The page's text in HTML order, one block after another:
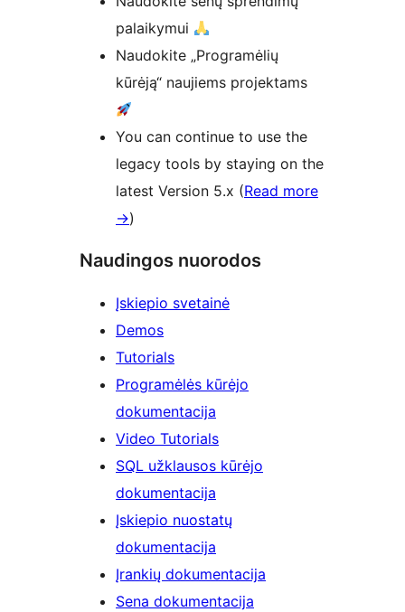
palaikymui
Naudokite „Programėlių
kūrėją“ naujiems projektams
You can continue to use the
legacy tools by staying on the
latest Version 5.x (Read more
→)
Naudingos nuorodos
Įskiepio svetainė
Demos
Tutorials
Programėlės kūrėjo
dokumentacija
Video Tutorials
SQL užklausos kūrėjo
dokumentacija
Įskiepio nuostatų
dokumentacija
Įrankių dokumentacija
Sena dokumentacija